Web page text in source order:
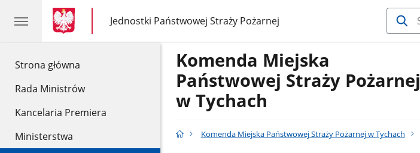
Strona główna
Rada Ministrów
Kancelaria Premiera
Ministerstwa
gov.pl
gov.pl
Jednostki Państwowej Straży Pożarnej
gov.pl
Jednostki
Państwowej
Komenda Miejska
Państwowej Straży Pożarnej
w Tychach
Komenda Miejska Państwowej Straży Pożarnej w Tychach